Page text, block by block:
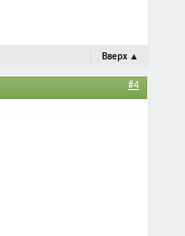
Вверх ▲
#4